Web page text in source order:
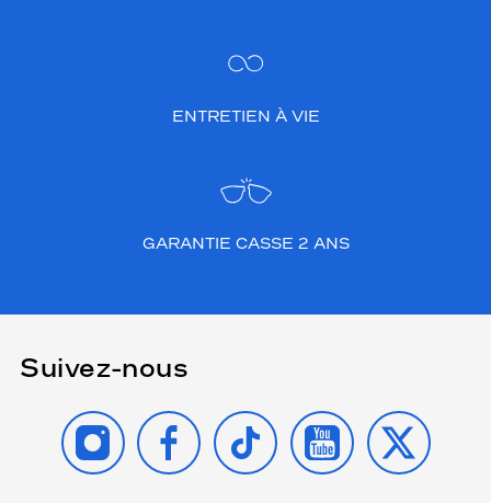
ENTRETIEN À VIE
GARANTIE CASSE 2 ANS
Suivez-nous
INSTAGRAMFACEBOOK
TIKTOK YOUTUBE
X